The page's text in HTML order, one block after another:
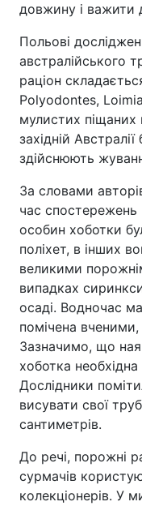
довжину і важити
Польові
австралійського
раціон
Polyodontes,
мулистих піщаних
західній
здійснюють
За словами
час
особин хоботки
поліхет, в інших
великими
випадках
осаді. Водночас
помічена
Зазначимо, що
хоботка
Дослідники
висувати свої
сантиметрів.
До речі, порожні
сурмачів
колекціонерів. У